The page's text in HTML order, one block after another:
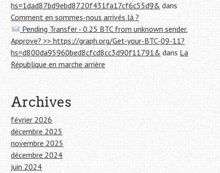
hs=1dad87bd9ebd8720f431fa17cf6c55d9& dans
Comment en sommes-nous arrivés là ?
Pending Transfer - 0.25 BTC from unknown sender.
Approve? >> https://graph.org/Get-your-BTC-09-11?
hs=d800da95960bed8cfcd8cc3d90f11791& dans La
République en marche arrière
Archives
février 2026
décembre 2025
novembre 2025
décembre 2024
juin 2024